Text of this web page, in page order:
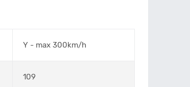
Y - max 300km/h
109